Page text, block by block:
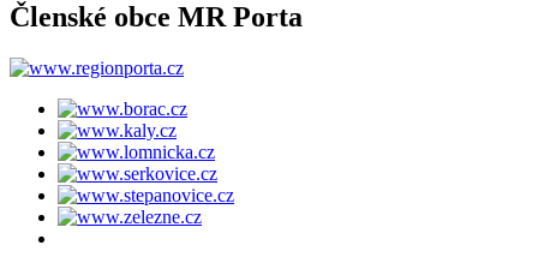
Členské obce MR Porta